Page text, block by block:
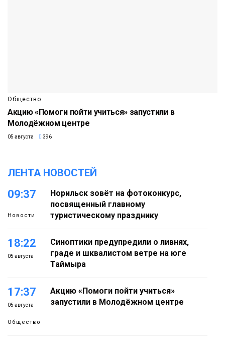
Общество
Акцию «Помоги пойти учиться» запустили в
Молодёжном центре
05 августа 396
ЛЕНТА НОВОСТЕЙ
09:37
Новости
Норильск зовёт на фотоконкурс,
посвященный главному
туристическому празднику
18:22
05 августа
Синоптики предупредили о ливнях,
граде и шквалистом ветре на юге
Таймыра
17:37
05 августа
Общество
Акцию «Помоги пойти учиться»
запустили в Молодёжном центре